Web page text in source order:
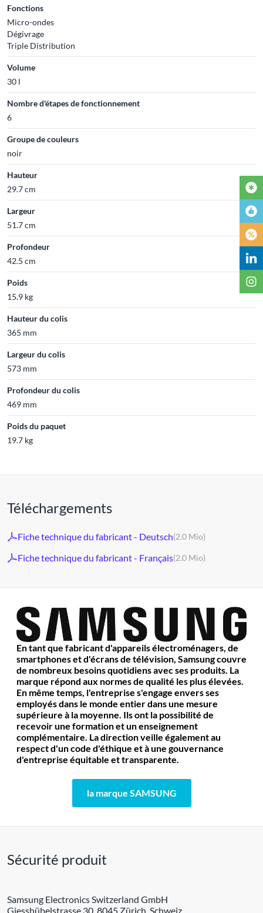
Fonctions
Micro-ondes
Dégivrage
Triple Distribution
Volume
30 l
Nombre d'étapes de fonctionnement
6
Groupe de couleurs
noir
Hauteur
29.7 cm
Largeur
51.7 cm
Profondeur
42.5 cm
Poids
15.9 kg
Hauteur du colis
365 mm
Largeur du colis
573 mm
Profondeur du colis
469 mm
Poids du paquet
19.7 kg
Téléchargements
Fiche technique du fabricant - Deutsch(2.0 Mio)
Fiche technique du fabricant - Français(2.0 Mio)
En tant que fabricant d'appareils électroménagers, de
smartphones et d'écrans de télévision, Samsung couvre
de nombreux besoins quotidiens avec ses produits. La
marque répond aux normes de qualité les plus élevées.
En même temps, l'entreprise s'engage envers ses
employés dans le monde entier dans une mesure
supérieure à la moyenne. Ils ont la possibilité de
recevoir une formation et un enseignement
complémentaire. La direction veille également au
respect d'un code d'éthique et à une gouvernance
d'entreprise équitable et transparente.
la marque SAMSUNG
Sécurité produit
Samsung Electronics Switzerland GmbH
Giesshübelstrasse 30, 8045 Zürich, Schweiz